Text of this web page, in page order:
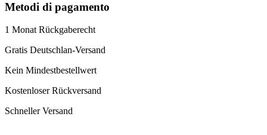
Metodi di pagamento
1 Monat Rückgaberecht
Gratis Deutschlan-Versand
Kein Mindestbestellwert
Kostenloser Rückversand
Schneller Versand